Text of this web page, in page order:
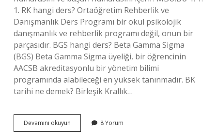
1. RK hangi ders? Ortaöğretim Rehberlik ve
Danışmanlık Ders Programı bir okul psikolojik
danışmanlık ve rehberlik programı değil, onun bir
parçasıdır. BGS hangi ders? Beta Gamma Sigma
(BGS) Beta Gamma Sigma üyeliği, bir öğrencinin
AACSB akreditasyonlu bir yönetim bilimi
programında alabileceği en yüksek tanınmadır. BK
tarihi ne demek? Birleşik Krallık…
Devamını okuyun
Hangi
8 Yorum